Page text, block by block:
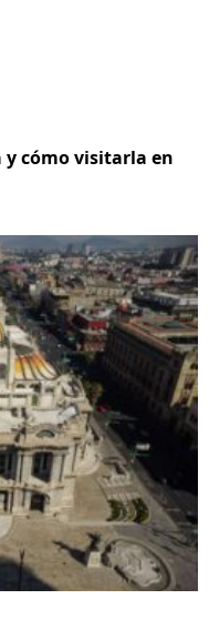
y cómo visitarla en